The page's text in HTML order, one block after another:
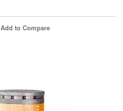
Add to Compare